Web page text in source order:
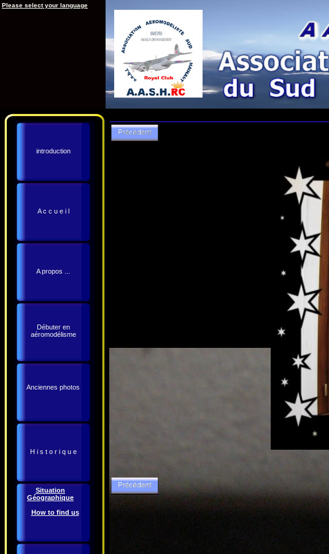
Please select your language
introduction
A c c u e i l
A propos ...
Débuter en
aéromodélisme
Anciennes photos
H i s t o r i q u e
Situation
Géographique
How to find us